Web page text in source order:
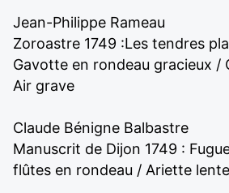
Jean-Philippe Rameau
Zoroastre 1749 :Les tendres
Gavotte en rondeau gracieux /
Air grave
Claude Bénigne Balbastre
Manuscrit de Dijon 1749 :
flûtes en rondeau / Ariette lente